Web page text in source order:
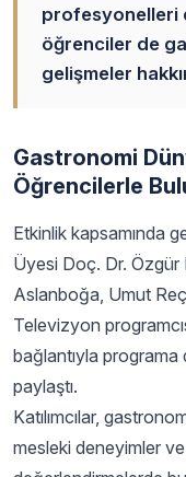
profesyonelleri
öğrenciler de
gelişmeler
Gastronomi
Öğrencilerle
Etkinlik kapsamında
Üyesi Doç. Dr. Özgür
Aslanboğa, Umut
Televizyon
bağlantıyla
paylaştı.
Katılımcılar,
mesleki deneyimler